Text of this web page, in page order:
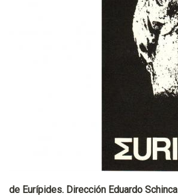
de Eurípides. Dirección Eduardo Schinca